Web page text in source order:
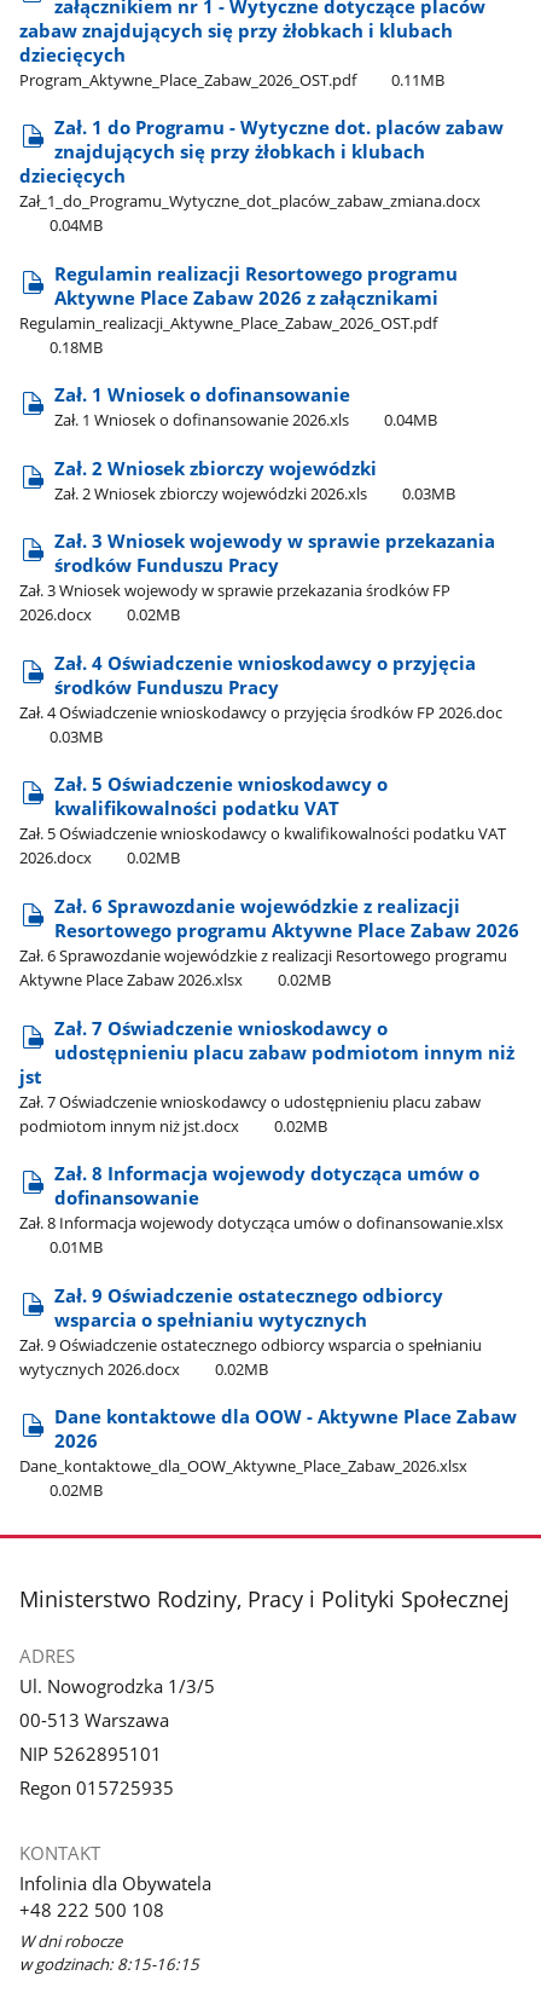
załącznikiem nr 1 - Wytyczne dotyczące placów
zabaw znajdujących się przy żłobkach i klubach
dziecięcych
Program​_Aktywne​_Place​_Zabaw​_2026​_OST.pdf 0.11MB
Zał. 1 do Programu - Wytyczne dot. placów zabaw
znajdujących się przy żłobkach i klubach
dziecięcych
Zał​_1​_do​_Programu​_Wytyczne​_dot​_placów​_zabaw​_zmiana.docx
0.04MB
Regulamin realizacji Resortowego programu
Aktywne Place Zabaw 2026 z załącznikami
Regulamin​_realizacji​_Aktywne​_Place​_Zabaw​_2026​_OST.pdf
0.18MB
Zał. 1 Wniosek o dofinansowanie
Zał. 1 Wniosek o dofinansowanie 2026.xls 0.04MB
Zał. 2 Wniosek zbiorczy wojewódzki
Zał. 2 Wniosek zbiorczy wojewódzki 2026.xls 0.03MB
Zał. 3 Wniosek wojewody w sprawie przekazania
środków Funduszu Pracy
Zał. 3 Wniosek wojewody w sprawie przekazania środków FP
2026.docx
0.02MB
Zał. 4 Oświadczenie wnioskodawcy o przyjęcia
środków Funduszu Pracy
Zał. 4 Oświadczenie wnioskodawcy o przyjęcia środków FP 2026.doc
0.03MB
Zał. 5 Oświadczenie wnioskodawcy o
kwalifikowalności podatku VAT
Zał. 5 Oświadczenie wnioskodawcy o kwalifikowalności podatku VAT
2026.docx
0.02MB
Zał. 6 Sprawozdanie wojewódzkie z realizacji
Resortowego programu Aktywne Place Zabaw 2026
Zał. 6 Sprawozdanie wojewódzkie z realizacji Resortowego programu
Aktywne Place Zabaw 2026.xlsx
0.02MB
Zał. 7 Oświadczenie wnioskodawcy o
udostępnieniu placu zabaw podmiotom innym niż
jst
Zał. 7 Oświadczenie wnioskodawcy o udostępnieniu placu zabaw
podmiotom innym niż jst.docx
0.02MB
Zał. 8 Informacja wojewody dotycząca umów o
dofinansowanie
Zał. 8 Informacja wojewody dotycząca umów o dofinansowanie.xlsx
0.01MB
Zał. 9 Oświadczenie ostatecznego odbiorcy
wsparcia o spełnianiu wytycznych
Zał. 9 Oświadczenie ostatecznego odbiorcy wsparcia o spełnianiu
wytycznych 2026.docx
0.02MB
Dane kontaktowe dla OOW - Aktywne Place Zabaw
2026
Dane​_kontaktowe​_dla​_OOW​_Aktywne​_Place​_Zabaw​_2026.xlsx
0.02MB
stopka
Ministerstwo Rodziny, Pracy i Polityki Społecznej
ADRES
Ul. Nowogrodzka 1/3/5
00-513 Warszawa
NIP 5262895101
Regon 015725935
KONTAKT
Infolinia dla Obywatela
+48 222 500 108
W dni robocze
w godzinach: 8:15-16:15